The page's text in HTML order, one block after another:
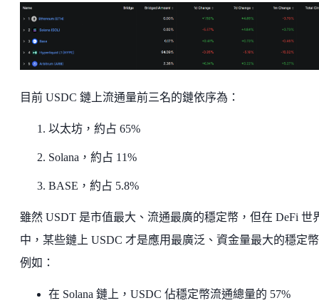
目前 USDC 鏈上流通量前三名的鏈依序為：
以太坊，約占 65%
Solana，約占 11%
BASE，約占 5.8%
雖然 USDT 是市值最大、流通最廣的穩定幣，但在 DeFi 世
中，某些鏈上 USDC 才是應用最廣泛、資金量最大的穩定
例如：
在 Solana 鏈上，USDC 佔穩定幣流通總量的 57%